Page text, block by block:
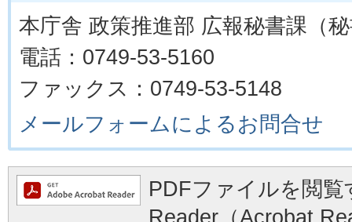
本庁舎 政策推進部 広報秘書課（
電話：0749-53-5160
ファックス：0749-53-5148
メールフォームによるお問合せ
PDFファイルを閲
Reader（Acrobat